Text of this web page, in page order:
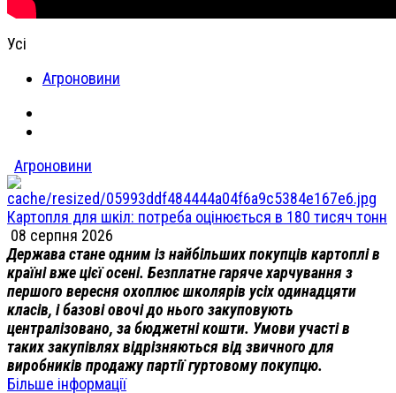
Усі
Агроновини
Агроновини
Картопля для шкіл: потреба оцінюється в 180 тисяч тонн
08 серпня 2026
Держава стане одним із найбільших покупців картоплі в
країні вже цієї осені. Безплатне гаряче харчування з
першого вересня охоплює школярів усіх одинадцяти
класів, і базові овочі до нього закуповують
централізовано, за бюджетні кошти. Умови участі в
таких закупівлях відрізняються від звичного для
виробників продажу партії гуртовому покупцю.
Більше інформації